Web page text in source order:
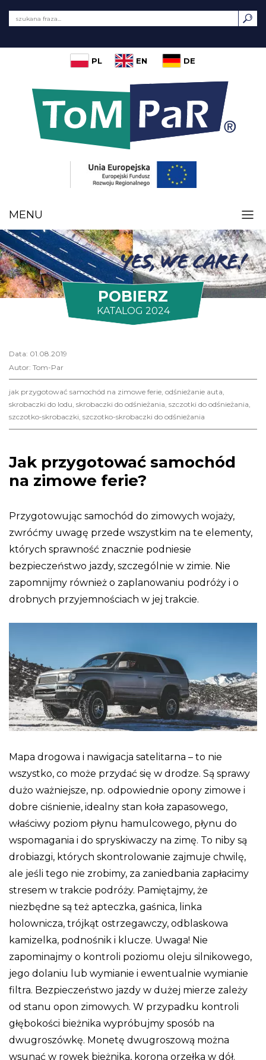
PL EN DE
MENU
POBIERZ
KATALOG 2024
Data: 01.08.2019
Autor: Tom-Par
jak przygotować samochód na zimowe ferie odśnieżanie auta
skrobaczki do lodu skrobaczki do odśnieżania szczotki do odśnieżania
szczotko-skrobaczki szczotko-skrobaczki do odśnieżania
Jak przygotować samochód
na zimowe ferie?
Przygotowując samochód do zimowych wojaży,
zwróćmy uwagę przede wszystkim na te elementy,
których sprawność znacznie podniesie
bezpieczeństwo jazdy, szczególnie w zimie. Nie
zapomnijmy również o zaplanowaniu podróży i o
drobnych przyjemnościach w jej trakcie.
Mapa drogowa i nawigacja satelitarna – to nie
wszystko, co może przydać się w drodze. Są sprawy
dużo ważniejsze, np. odpowiednie opony zimowe i
dobre ciśnienie, idealny stan koła zapasowego,
właściwy poziom płynu hamulcowego, płynu do
wspomagania i do spryskiwaczy na zimę. To niby są
drobiazgi, których skontrolowanie zajmuje chwilę,
ale jeśli tego nie zrobimy, za zaniedbania zapłacimy
stresem w trakcie podróży. Pamiętajmy, że
niezbędne są też apteczka, gaśnica, linka
holownicza, trójkąt ostrzegawczy, odblaskowa
kamizelka, podnośnik i klucze. Uwaga! Nie
zapominajmy o kontroli poziomu oleju silnikowego,
jego dolaniu lub wymianie i ewentualnie wymianie
filtra. Bezpieczeństwo jazdy w dużej mierze zależy
od stanu opon zimowych. W przypadku kontroli
głębokości bieżnika wypróbujmy sposób na
dwugroszówkę. Monetę dwugroszową można
wsunąć w rowek bieżnika, koroną orzełka w dół.